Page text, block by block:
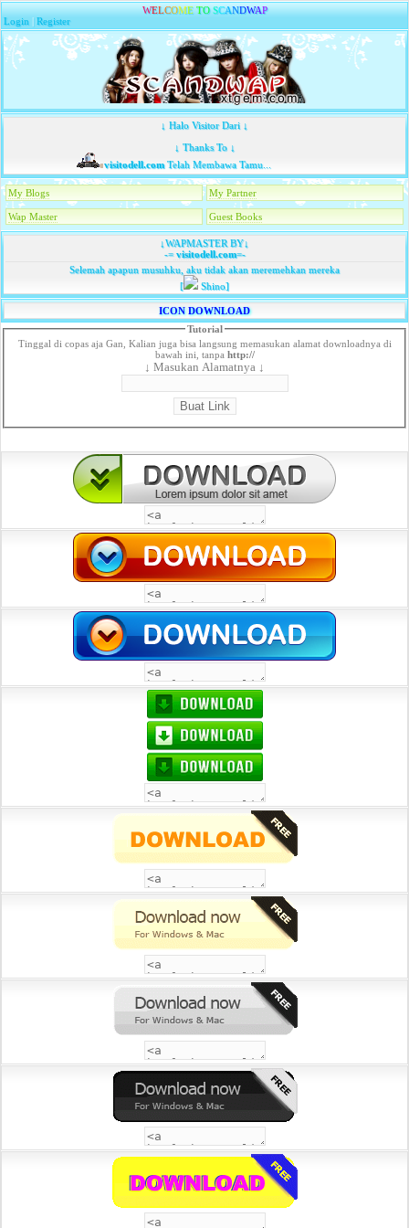
WELCOME TO SCANDWAP
Login |Register
↓ Halo Visitor Dari ↓
↓ Thanks To ↓
visitodell.comTelah Membawa Tamu...
My Blogs My Partner
Wap Master Guest Books
↓WAPMASTER BY↓
-=visitodell.com=-
Selemah apapun musuhku, aku tidak akan meremehkan mereka
[
Shino]
ICON DOWNLOAD
Tutorial
Tinggal di copas aja Gan, Kalian juga bisa langsung memasukan alamat downloadnya di
bawah ini, tanpa http://
↓ Masukan Alamatnya ↓